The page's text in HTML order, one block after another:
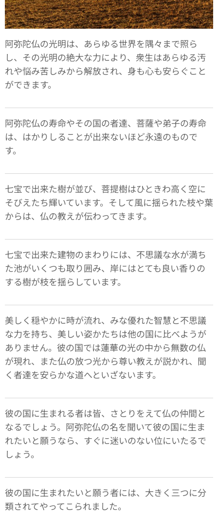
阿弥陀仏の光明は、あらゆる世界を隅々まで照ら
し、その光明の絶大な力により、衆生はあらゆる汚
れや悩み苦しみから解放され、身も心も安らぐこと
ができます。
阿弥陀仏の寿命やその国の者達、菩薩や弟子の寿命
は、はかりしることが出来ないほど永遠のもので
す。
七宝で出来た樹が並び、菩提樹はひときわ高く空に
そびえたち輝いています。そして風に揺られた枝や葉
からは、仏の教えが伝わってきます。
七宝で出来た建物のまわりには、不思議な水が満ち
た池がいくつも取り囲み、岸にはとても良い香りの
する樹が枝を揺らしています。
美しく穏やかに時が流れ、みな優れた智慧と不思議
な力を持ち、美しい姿かたちは他の国に比べようが
ありません。彼の国では蓮華の光の中から無数の仏
が現れ、また仏の放つ光から尊い教えが説かれ、聞
く者達を安らかな道へといざないます。
彼の国に生まれる者は皆、さとりをえて仏の仲間と
なるでしょう。阿弥陀仏の名を聞いて彼の国に生ま
れたいと願うなら、すぐに迷いのない位にいたるで
しょう。
彼の国に生まれたいと願う者には、大きく三つに分
類されてやってこられました。